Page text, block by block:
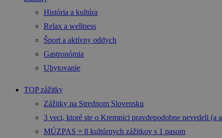
História a kultúra
Relax a wellness
Šport a aktívny oddych
Gastronómia
Ubytovanie
TOP zážitky
Zážitky na Strednom Slovensku
3 veci, ktoré ste o Kremnici pravdepodobne nevedeli (a
MÚZPAS = 8 kultúrnych zážitkov s 1 pasom